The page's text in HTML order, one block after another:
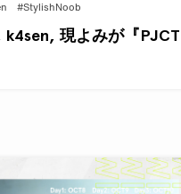
#StylishNoob
現よみが『PJCT